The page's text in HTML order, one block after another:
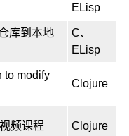
ELisp
库到本地
C、
ELisp
to modify
Clojure
频课程 Clojure